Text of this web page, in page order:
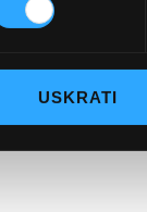
USKRATI